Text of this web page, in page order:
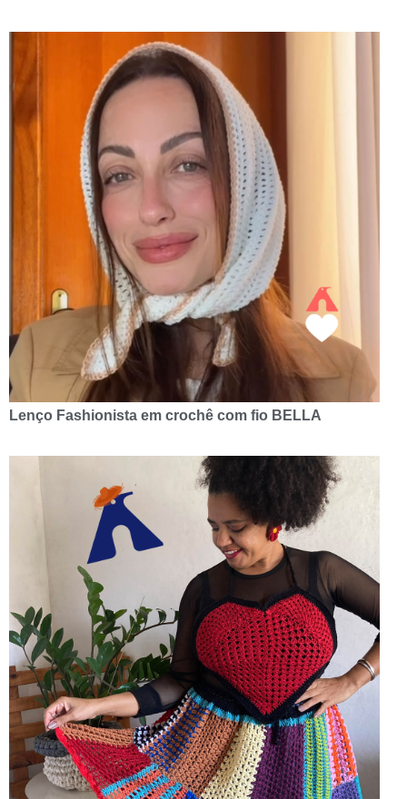
Lenço Fashionista em crochê com fio BELLA